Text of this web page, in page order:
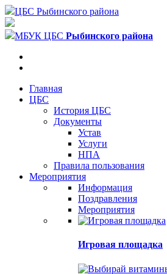
ЦБС Рыбинского района
МБУК ЦБС Рыбинского района
Главная
ЦБС
История ЦБС
Документы
Устав
Услуги
НПА
Правила пользования
Мероприятия
Информация
Поздравления
Мероприятия
Игровая площадка